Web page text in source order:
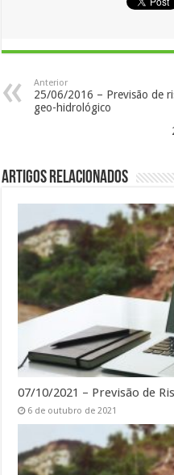
Anterior
25/06/2016 – Previsão de
geo-hidrológico
Artigos Relacionados
07/10/2021 – Previsão de
6 de outubro de 2021